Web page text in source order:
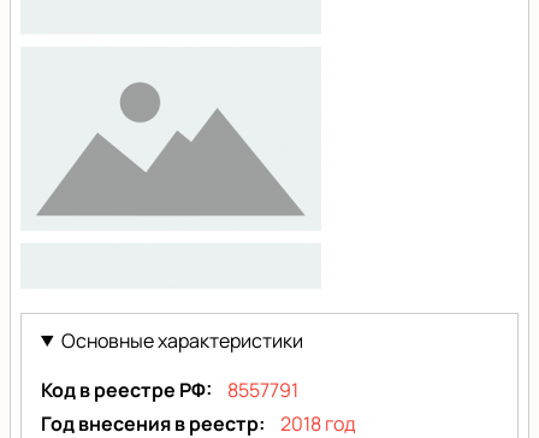
Основные характеристики
Код в реестре РФ
8557791
Год внесения в реестр
2018 год